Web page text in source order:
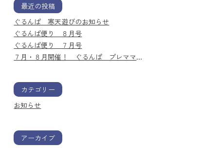
最近の投稿
ぐるんぱ 寒天遊びのお知らせ
ぐるんぱ便り ８月号
ぐるんぱ便り ７月号
７月・８月開催！ ぐるんぱ プレママ講座のお知らせ
カテゴリー
お知らせ
アーカイブ